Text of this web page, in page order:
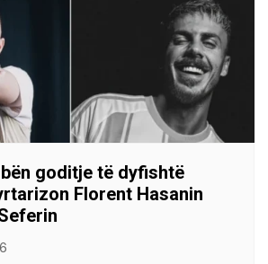
goditje të dyfishtë
Florent Hasanin